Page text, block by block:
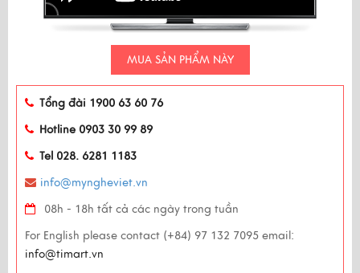
MUA SẢN PHẨM NÀY
Tổng đài 1900 63 60 76
Hotline 0903 30 99 89
Tel 028. 6281 1183
info@myngheviet.vn
08h - 18h tất cả các ngày trong tuần
For English please contact (+84) 97 132 7095 email:
info@timart.vn